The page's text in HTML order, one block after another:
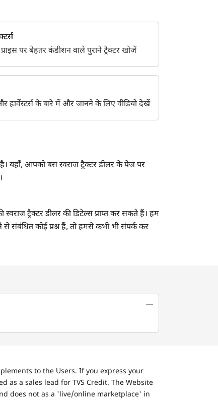
पर बेहतर कंडीशन वाले पुराने ट्रैक्टर खोजें
हार्वेस्टर्स के बारे में और जानने के लिए वीडियो देखें
यहाँ, आपको बस स्वराज ट्रैक्टर डीलर के पेज पर
ट्रैक्टर डीलर की डिटेल्स प्राप्त कर सकते हैं। हम
से संबंधित कोई प्रश्न हैं, तो हमसे कभी भी संपर्क कर
to the Users. If you express your
a sales lead for TVS Credit. The Website
does not as a 'live/online marketplace' in